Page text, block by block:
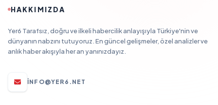
HAKKIMIZDA
Yer6 Tarafsız, doğru ve ilkeli habercilik anlayışıyla Türkiye'nin ve
dünyanın nabzını tutuyoruz. En güncel gelişmeler, özel analizler ve
anlık haber akışıyla her an yanınızdayız.
INFO@YER6.NET